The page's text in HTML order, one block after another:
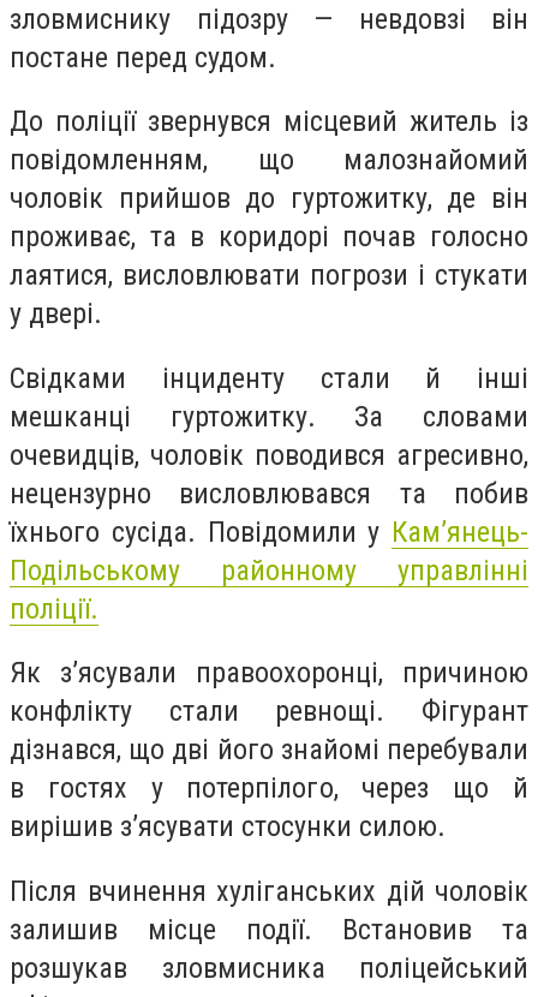
зловмиснику підозру — невдовзі він
постане перед судом.
До поліції звернувся місцевий житель із
повідомленням, що малознайомий
чоловік прийшов до гуртожитку, де він
проживає, та в коридорі почав голосно
лаятися, висловлювати погрози і стукати
у двері.
Свідками інциденту стали й інші
мешканці гуртожитку. За словами
очевидців, чоловік поводився агресивно,
нецензурно висловлювався та побив
їхнього сусіда. Повідомили у Кам’янець-
Подільському районному управлінні
поліції.
Як з’ясували правоохоронці, причиною
конфлікту стали ревнощі. Фігурант
дізнався, що дві його знайомі перебували
в гостях у потерпілого, через що й
вирішив з’ясувати стосунки силою.
Після вчинення хуліганських дій чоловік
залишив місце події. Встановив та
розшукав зловмисника поліцейський